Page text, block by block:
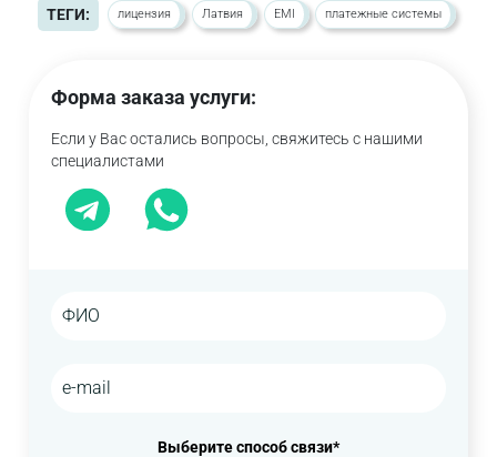
ТЕГИ: лицензия Латвия EMI платежные системы
Форма заказа услуги:
Если у Вас остались вопросы, свяжитесь с нашими
специалистами
Выберите способ связи*